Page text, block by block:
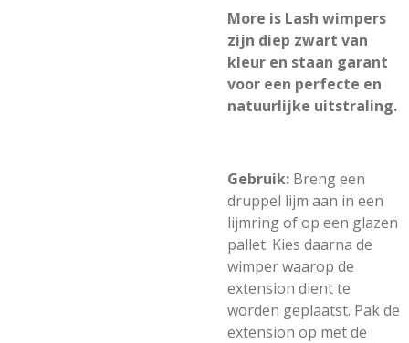
More is Lash wimpers
zijn diep zwart van
kleur en staan garant
voor een perfecte en
natuurlijke uitstraling.
Gebruik: Breng een
druppel lijm aan in een
lijmring of op een glazen
pallet. Kies daarna de
wimper waarop de
extension dient te
worden geplaatst. Pak de
extension op met de